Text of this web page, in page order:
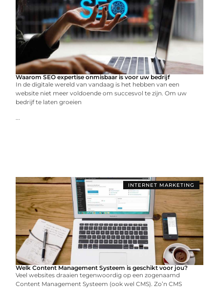
Waarom SEO expertise onmisbaar is voor uw bedrijf
In de digitale wereld van vandaag is het hebben van een
website niet meer voldoende om succesvol te zijn. Om uw
bedrijf te laten groeien
...
INTERNET MARKETING
Welk Content Management Systeem is geschikt voor jou?
Veel websites draaien tegenwoordig op een zogenaamd
Content Management Systeem (ook wel CMS). Zo’n CMS